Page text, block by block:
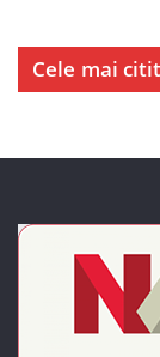
Cele mai